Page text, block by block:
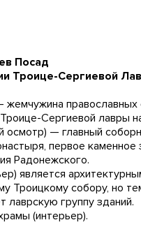
Посад
Троице-Сергиевой
православных
Сергиевой лавры
осмотр) — главный
первое
Радонежского.
является
Троицкому собору, но
лаврскую группу зданий.
(интерьер).